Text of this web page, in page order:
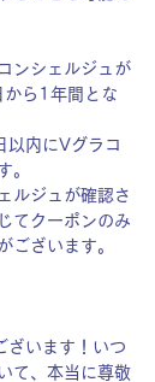
ンシェルジュが
ら1年間とな
内にVグラコ
。
ルジュが確認さ
てクーポンのみ
ございます。
ざいます！いつ
て、本当に尊敬